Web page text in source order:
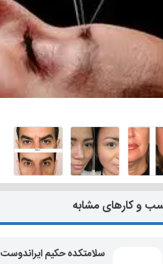
و کارهای مشابه
سلامتکده حکیم ایراندوست